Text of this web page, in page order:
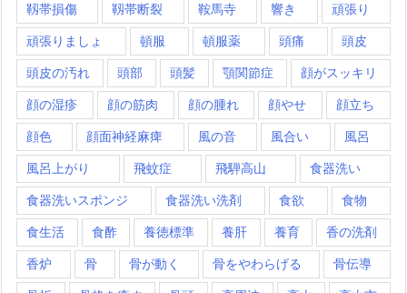
靱帯損傷 靱帯断裂 鞍馬寺 響き 頑張り
頑張りましょ 頓服 頓服薬 頭痛 頭皮
頭皮の汚れ 頭部 頭髪 顎関節症 顔がスッキリ
顔の湿疹 顔の筋肉 顔の腫れ 顔やせ 顔立ち
顔色 顔面神経麻痺 風の音 風合い 風呂
風呂上がり 飛蚊症 飛騨高山 食器洗い
食器洗いスポンジ 食器洗い洗剤 食欲 食物
食生活 食酢 養徳標準 養肝 養育 香の洗剤
香炉 骨 骨が動く 骨をやわらげる 骨伝導